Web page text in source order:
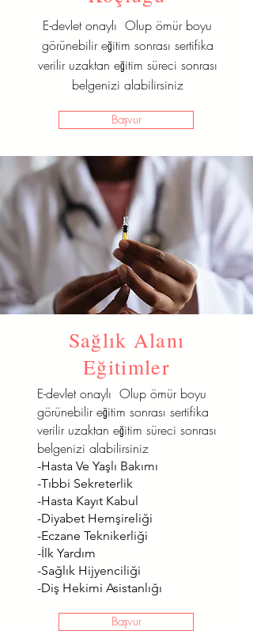
E-devlet onaylı Olup ömür boyu
görünebilir eğitim sonrası sertifika
verilir uzaktan eğitim süreci sonrası
belgenizi alabilirsiniz
Başvur
Sağlık Alanı
Eğitimler
E-devlet onaylı Olup ömür boyu
görünebilir eğitim sonrası sertifika
verilir uzaktan eğitim süreci sonrası
belgenizi alabilirsiniz
-Hasta Ve Yaşlı Bakımı
-Tıbbi Sekreterlik
-Hasta Kayıt Kabul
-Diyabet Hemşireliği
-Eczane Teknikerliği
-İlk Yardım
-Sağlık Hijyenciliği
-Diş Hekimi Asistanlığı
Başvur